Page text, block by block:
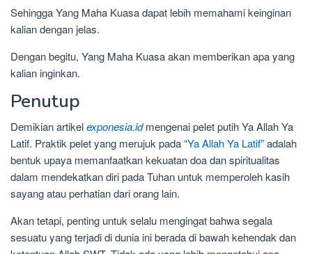
Sehingga Yang Maha Kuasa dapat lebih memahami keinginan
kalian dengan jelas.
Dengan begitu, Yang Maha Kuasa akan memberikan apa yang
kalian inginkan.
Penutup
Demikian artikelexponesia.idmengenai pelet putih Ya Allah Ya
Latif. Praktik pelet yang merujuk pada “Ya Allah Ya Latif” adalah
bentuk upaya memanfaatkan kekuatan doa dan spiritualitas
dalam mendekatkan diri pada Tuhan untuk memperoleh kasih
sayang atau perhatian dari orang lain.
Akan tetapi, penting untuk selalu mengingat bahwa segala
sesuatu yang terjadi di dunia ini berada di bawah kehendak dan